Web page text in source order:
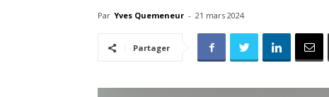
Par Yves Quemeneur - 21 mars 2024
Partager